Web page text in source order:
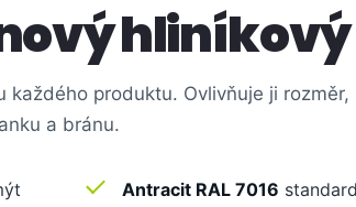
produktu. Ovlivňuje ji rozměr,
a bránu.
Antracit RAL 7016